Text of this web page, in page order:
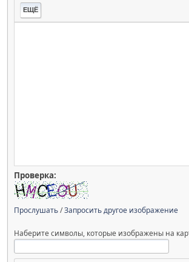
ЕЩЁ
Проверка:
Прослушать/Запросить другое изображение
Наберите символы, которые изображены на